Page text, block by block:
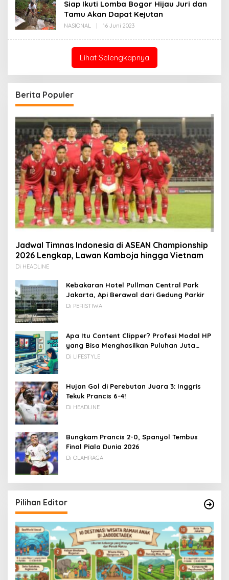
Siap Ikuti Lomba Bogor Hijau Juri dan
Tamu Akan Dapat Kejutan
NASIONAL 16 Juni 2023Oleh
Lihat Selengkapnya
Berita Populer
Jadwal Timnas Indonesia di ASEAN Championship
2026 Lengkap, Lawan Kamboja hingga Vietnam
Di HEADLINE
Kebakaran Hotel Pullman Central Park
Jakarta, Api Berawal dari Gedung Parkir
Di PERISTIWA
Apa Itu Content Clipper? Profesi Modal HP
yang Bisa Menghasilkan Puluhan Juta
Rupiah
Di LIFESTYLE
Hujan Gol di Perebutan Juara 3: Inggris
Tekuk Prancis 6-4!
Di HEADLINE
Bungkam Prancis 2-0, Spanyol Tembus
Final Piala Dunia 2026
Di OLAHRAGA
Pilihan Editor